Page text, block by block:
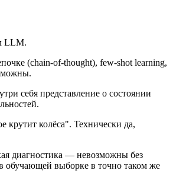
LLM.
(chain-of-thought), few-shot learning,
себя представление о состоянии
крутит колёса". Технически да,
диагностика — невозможны без
обучающей выборке в точно таком же